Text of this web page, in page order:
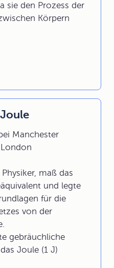
sie den Prozess der
Körpern
Manchester
London
maß das
und legte
für die
von der
gebräuchliche
Joule (1 J)